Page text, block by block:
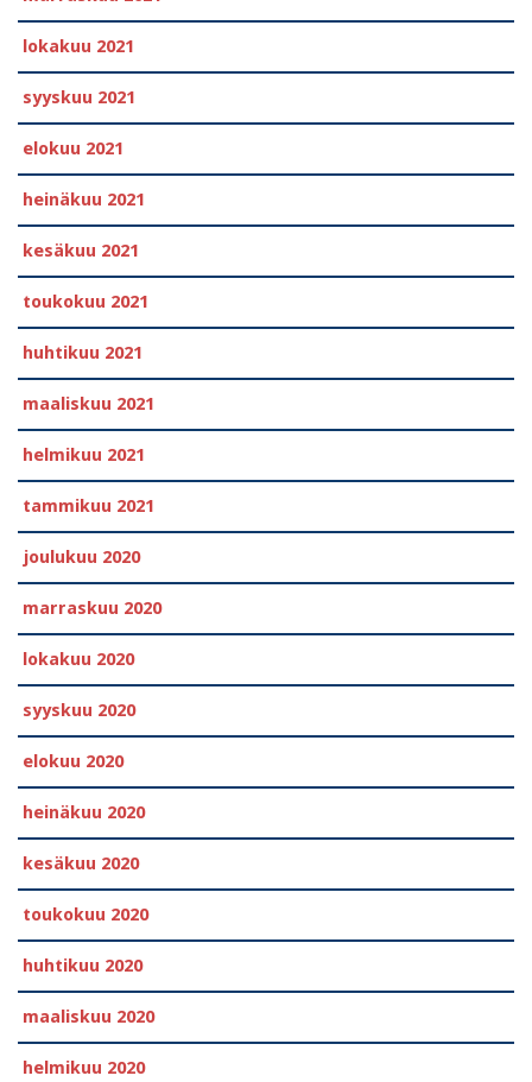
lokakuu 2021
syyskuu 2021
elokuu 2021
heinäkuu 2021
kesäkuu 2021
toukokuu 2021
huhtikuu 2021
maaliskuu 2021
helmikuu 2021
tammikuu 2021
joulukuu 2020
marraskuu 2020
lokakuu 2020
syyskuu 2020
elokuu 2020
heinäkuu 2020
kesäkuu 2020
toukokuu 2020
huhtikuu 2020
maaliskuu 2020
helmikuu 2020